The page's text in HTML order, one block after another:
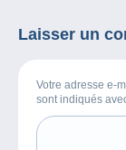
Laisser un
Votre adresse e-
sont indiqués